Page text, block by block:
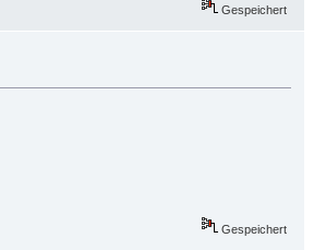
Gespeichert
Gespeichert